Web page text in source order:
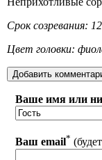
Срок созревания:
Цвет головки:
Ваше имя или
Ваш email*